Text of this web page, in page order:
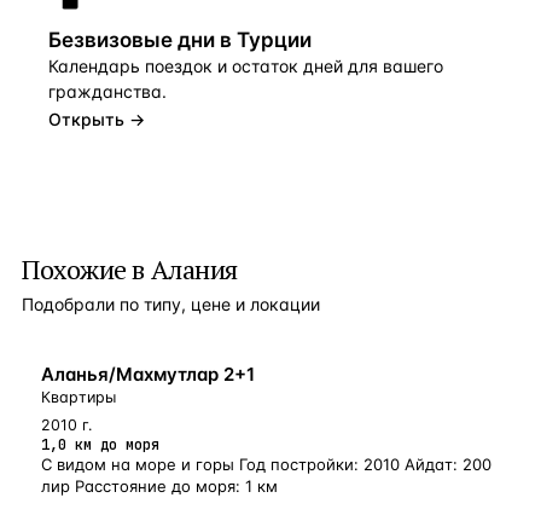
Безвизовые дни в Турции
Календарь поездок и остаток дней для вашего
гражданства.
Открыть →
Похожие в Алания
Подобрали по типу, цене и локации
БЛИЗКО К МОРЮ
Аланья/Махмутлар 2+1
Квартиры
2010 г.
1,0 км до моря
С видом на море и горы Год постройки: 2010 Айдат: 200
лир Расстояние до моря: 1 км